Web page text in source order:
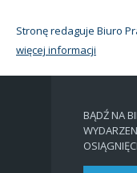
Stronę redaguje Biuro
więcej informacji
BĄDŹ NA